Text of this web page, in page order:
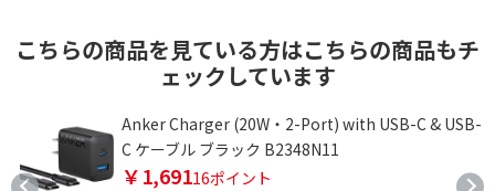
こちらの商品を見ている方はこちらの商品もチ
ェックしています
Anker Charger (20W・2-Port) with USB-C & USB-
C ケーブル ブラック B2348N11
￥1,69116ポイント